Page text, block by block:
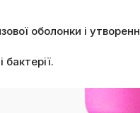
оболонки і